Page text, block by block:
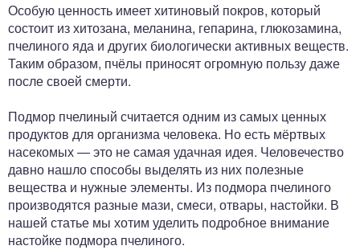
Особую ценность имеет хитиновый покров, который
состоит из хитозана, меланина, гепарина, глюкозамина,
пчелиного яда и других биологически активных веществ.
Таким образом, пчёлы приносят огромную пользу даже
после своей смерти.
Подмор пчелиный считается одним из самых ценных
продуктов для организма человека. Но есть мёртвых
насекомых — это не самая удачная идея. Человечество
давно нашло способы выделять из них полезные
вещества и нужные элементы. Из подмора пчелиного
производятся разные мази, смеси, отвары, настойки. В
нашей статье мы хотим уделить подробное внимание
настойке подмора пчелиного.